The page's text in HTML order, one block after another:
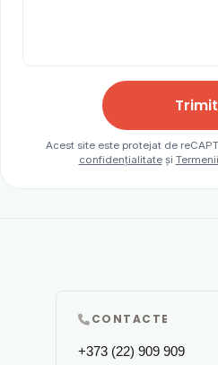
Acest site este protejat de
confidențialitateși
CONTACTE
+373 (22) 909 909